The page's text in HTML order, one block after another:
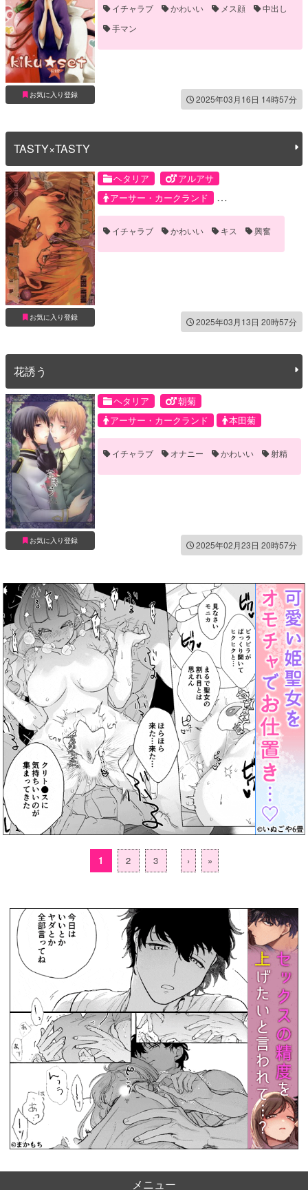
お気に入り登録
イチャラブ かわいい メス顔
中出し
手マン
2025年03月16日 14時57分
TASTY×TASTY
お気に入り登録
ヘタリア
アルアサ
アーサー・カークランド
アルフレッド・F・ジョーンズ
イチャラブ かわいい キス 興奮
2025年03月13日 20時57分
花誘う
お気に入り登録
ヘタリア
朝菊
アーサー・カークランド
本田菊
イチャラブ オナニー かわいい 射精
2025年02月23日 20時57分
1 2 3 › »
メニュー